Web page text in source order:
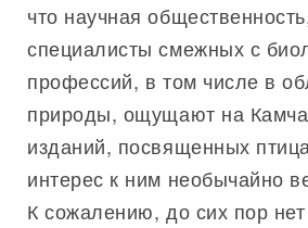
что научная
специалисты смежных с
профессий, в том числе в
природы, ощущают на
изданий, посвященных
интерес к ним необычайно
К сожалению, до сих пор